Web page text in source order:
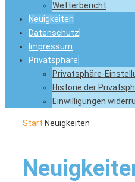
Wetterbericht
Neuigkeiten
Datenschutz
Impressum
Privatsphäre
Privatsphäre-
Historie der
Einwilligungen
Start Neuigkeiten